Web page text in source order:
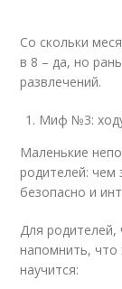
Со скольки
в 8 – да, но
развлечений.
Миф №3:
Маленькие
родителей: чем
безопасно и
Для родителей,
напомнить, что
научится: